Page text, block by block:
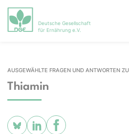
Deutsche Gesellschaft
für Ernährung e.V.
AUSGEWÄHLTE FRAGEN UND ANTWORTEN
Thiamin